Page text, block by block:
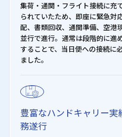
集荷・通関・フライト接続に充
られていたため、即座に緊急対
配、書類回収、通関準備、空港
並行で進行。通常は段階的に進
することで、当日便への接続に
ました。
豊富なハンドキャリー
務遂行